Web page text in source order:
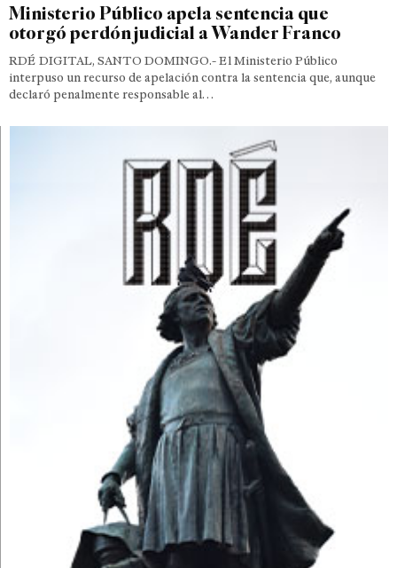
Ministerio Público apela sentencia que
otorgó perdón judicial a Wander Franco
RDÉ DIGITAL, SANTO DOMINGO.- El Ministerio Público
interpuso un recurso de apelación contra la sentencia que, aunque
declaró penalmente responsable al…